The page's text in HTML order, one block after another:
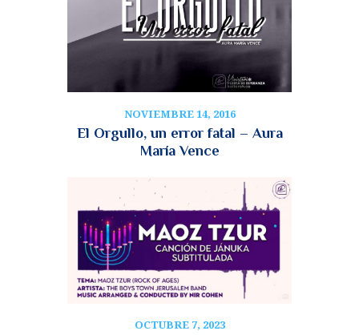
NOVIEMBRE 14, 2016
El Orgullo, un error fatal – Aura
María Vence
OCTUBRE 7, 2023